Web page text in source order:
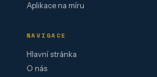
Aplikace na míru
NAVIGACE
Hlavní stránka
O nás